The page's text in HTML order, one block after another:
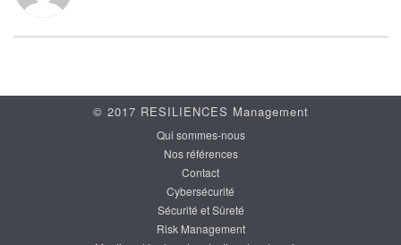
© 2017 RESILIENCES Management
Qui sommes-nous
Nos références
Contact
Cybersécurité
Sécurité et Sûreté
Risk Management